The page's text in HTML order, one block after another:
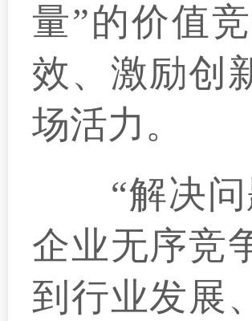
量”的价值
效、激励创
场活力。
“解决问
企业无序竞
到行业发展